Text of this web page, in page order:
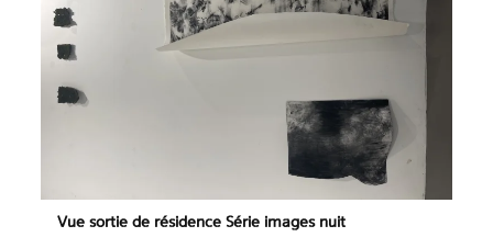
Vue sortie de résidence Série images nuit